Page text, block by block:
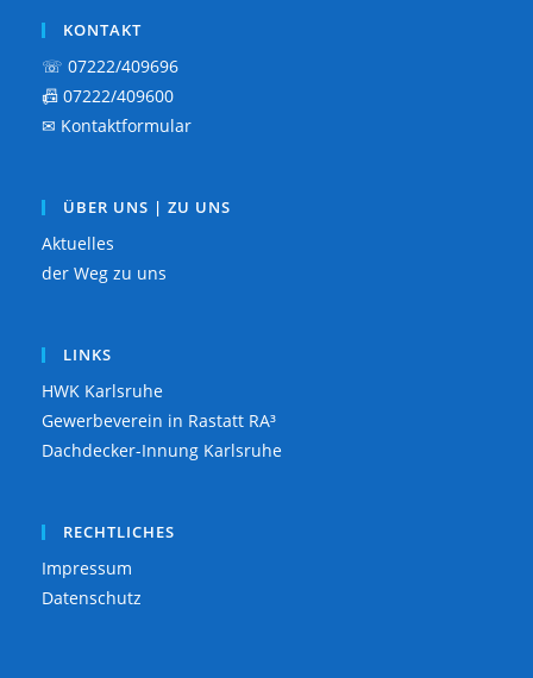
KONTAKT
☏ 07222/409696
📠 07222/409600
✉ Kontaktformular
ÜBER UNS | ZU UNS
Aktuelles
der Weg zu uns
LINKS
HWK Karlsruhe
Gewerbeverein in Rastatt RA³
Dachdecker-Innung Karlsruhe
RECHTLICHES
Impressum
Datenschutz